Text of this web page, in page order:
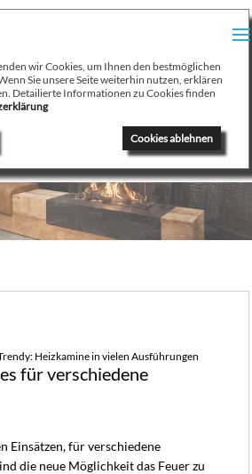
wir Cookies, um Ihnen den bestmöglichen
Sie unsere Seite weiterhin nutzen, erklären
Detailierte Informationen zu Cookies finden
Cookies ablehnen
Stamminger
- Ausführung - Wartung - Reparatur
Gaskamine Kachelofen Heizkamine
Heizkamine in vielen Ausführungen
für verschiedene
Einsätzen, für verschiedene
die neue Möglichkeit das Feuer zu